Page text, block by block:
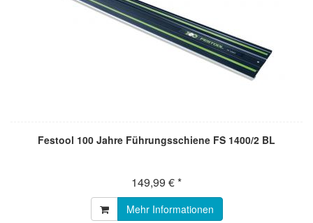
Festool 100 Jahre Führungsschiene FS 1400/2 BL
149,99 € *
Mehr Informationen